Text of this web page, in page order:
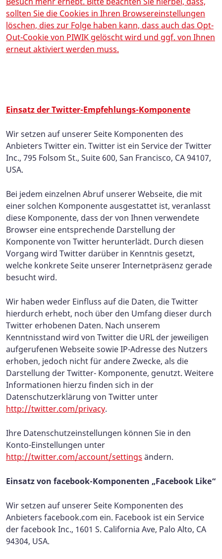
sollten Sie die Cookies in Ihren Browsereinstellungen
löschen, dies zur Folge haben kann, dass auch das Opt-
Out-Cookie von PIWIK gelöscht wird und ggf. von Ihnen
erneut aktiviert werden muss.
Einsatz der Twitter-Empfehlungs-Komponente
Wir setzen auf unserer Seite Komponenten des
Anbieters Twitter ein. Twitter ist ein Service der Twitter
Inc., 795 Folsom St., Suite 600, San Francisco, CA 94107,
USA.
Bei jedem einzelnen Abruf unserer Webseite, die mit
einer solchen Komponente ausgestattet ist, veranlasst
diese Komponente, dass der von Ihnen verwendete
Browser eine entsprechende Darstellung der
Komponente von Twitter herunterlädt. Durch diesen
Vorgang wird Twitter darüber in Kenntnis gesetzt,
welche konkrete Seite unserer Internetpräsenz gerade
besucht wird.
Wir haben weder Einfluss auf die Daten, die Twitter
hierdurch erhebt, noch über den Umfang dieser durch
Twitter erhobenen Daten. Nach unserem
Kenntnisstand wird von Twitter die URL der jeweiligen
aufgerufenen Webseite sowie IP-Adresse des Nutzers
erhoben, jedoch nicht für andere Zwecke, als die
Darstellung der Twitter- Komponente, genutzt. Weitere
Informationen hierzu finden sich in der
Datenschutzerklärung von Twitter unter
http://twitter.com/privacy.
Ihre Datenschutzeinstellungen können Sie in den
Konto-Einstellungen unter
http://twitter.com/account/settings ändern.
Einsatz von facebook-Komponenten „Facebook Like“
Wir setzen auf unserer Seite Komponenten des
Anbieters facebook.com ein. Facebook ist ein Service
der facebook Inc., 1601 S. California Ave, Palo Alto, CA
94304, USA.